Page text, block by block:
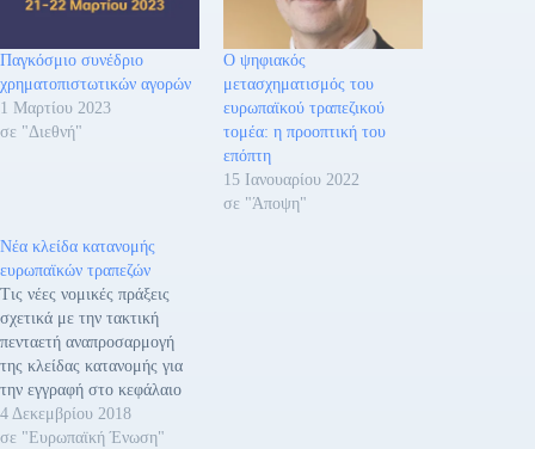
Παγκόσμιο συνέδριο
χρηματοπιστωτικών αγορών
1 Μαρτίου 2023
σε "Διεθνή"
Ο ψηφιακός
μετασχηματισμός του
ευρωπαϊκού τραπεζικού
τομέα: η προοπτική του
επόπτη
15 Ιανουαρίου 2022
σε "Άποψη"
Νέα κλείδα κατανομής
ευρωπαϊκών τραπεζών
Τις νέες νομικές πράξεις
σχετικά με την τακτική
πενταετή αναπροσαρμογή
της κλείδας κατανομής για
την εγγραφή στο κεφάλαιο
της Ευρωπαϊκής Κεντρικής
Τράπεζας (ΕΚΤ) καθώς και
4 Δεκεμβρίου 2018
σε "Ευρωπαϊκή Ένωση"